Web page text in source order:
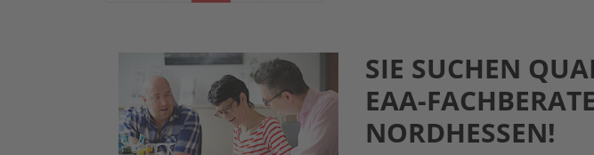
SIE SUCHEN
EAA-
NORDHESSEN!